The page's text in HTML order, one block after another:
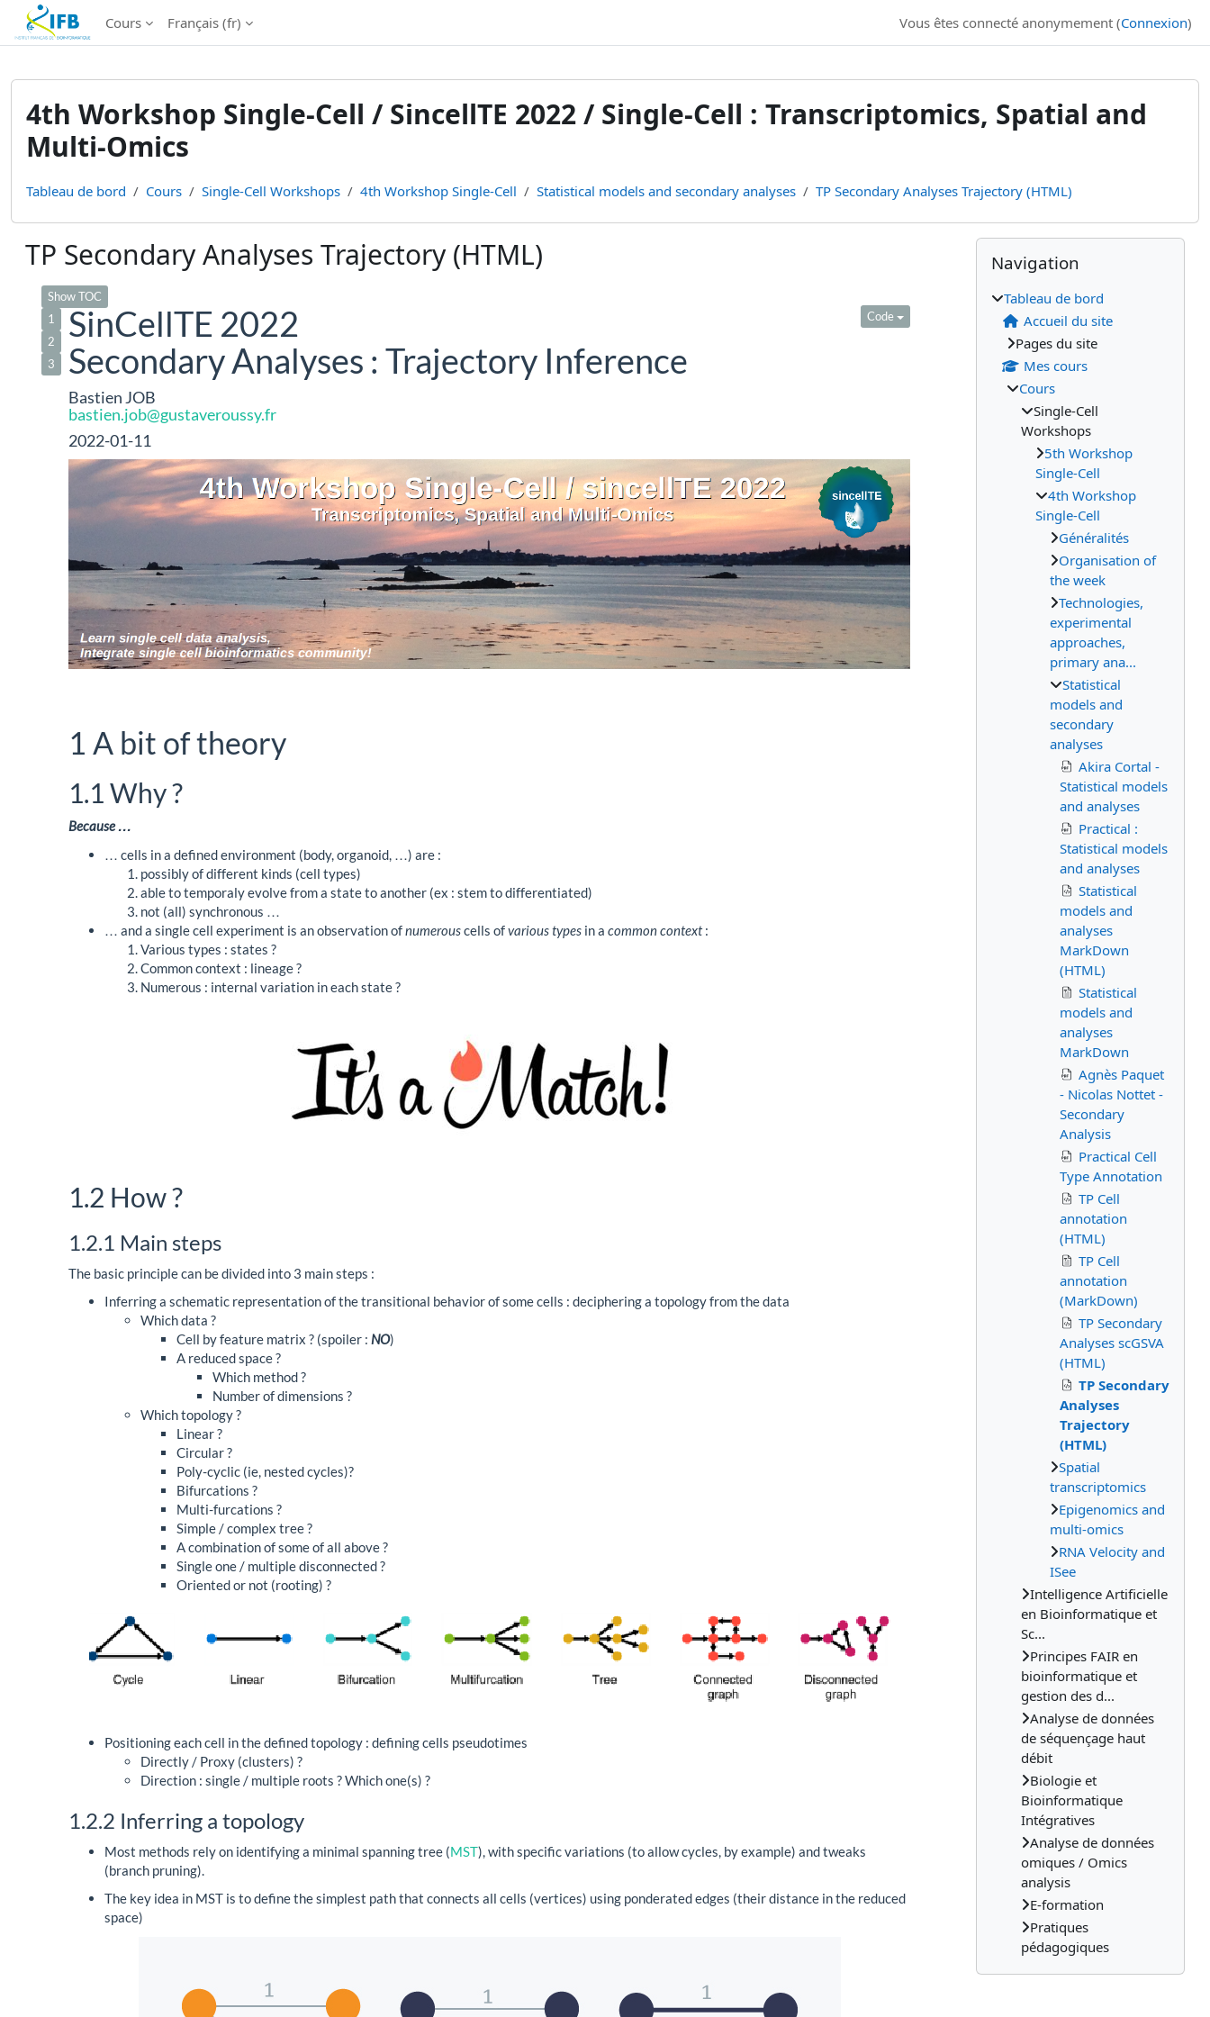
Institut Français de Bioinformatique - Les formations
Passer au contenu principal
Cours Français ‎(fr)‎ Vous êtes connecté anonymement (Connexion)
4th Workshop Single-Cell / SincellTE 2022 / Single-Cell : Transcriptomics, Spatial and
Multi-Omics
Tableau de bord Cours Single-Cell Workshops 4th Workshop Single-Cell Statistical models and secondary analyses TP Secondary Analyses Trajectory (HTML)
TP Secondary Analyses Trajectory (HTML)
Conditions d’achèvement
Blocs
Blocs
Passer Navigation
Navigation
Tableau de bord
Accueil du site
Pages du site
Mes cours
Cours
Single-Cell
Workshops
5th Workshop
Single-Cell
4th Workshop
Single-Cell
Généralités
Organisation of
the week
Technologies,
experimental
approaches,
primary ana...
Statistical
models and
secondary
analyses
Akira Cortal -
Statistical models
and analyses
Practical :
Statistical models
and analyses
Statistical
models and
analyses
MarkDown
(HTML)
Statistical
models and
analyses
MarkDown
Agnès Paquet
- Nicolas Nottet -
Secondary
Analysis
Practical Cell
Type Annotation
TP Cell
annotation
(HTML)
TP Cell
annotation
(MarkDown)
TP Secondary
Analyses scGSVA
(HTML)
TP Secondary
Analyses
Trajectory
(HTML)
Spatial
transcriptomics
Epigenomics and
multi-omics
RNA Velocity and
ISee
Intelligence Artificielle
en Bioinformatique et
Sc...
Principes FAIR en
bioinformatique et
gestion des d...
Analyse de données
de séquençage haut
débit
Biologie et
Bioinformatique
Intégratives
Analyse de données
omiques / Omics
analysis
E-formation
Pratiques
pédagogiques